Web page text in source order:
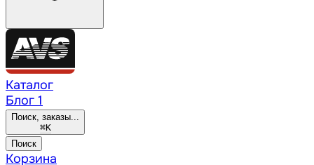
Каталог
Блог 1
Поиск, заказы...
⌘K
Поиск
Корзина